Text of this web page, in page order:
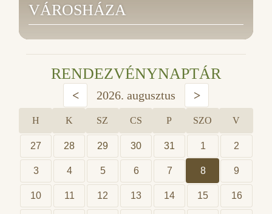
VÁROSHÁZA
RENDEZVÉNYNAPTÁR
< 2026. augusztus >
H K SZ CS P SZO V
27 28 29 30 31 1 2
3 4 5 6 7 8 9
10 11 12 13 14 15 16